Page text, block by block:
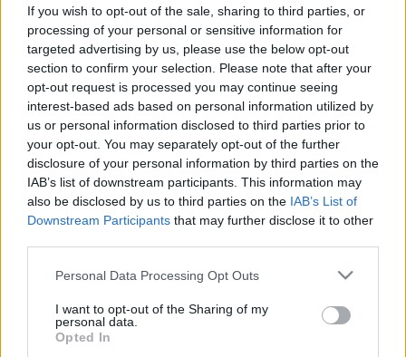
If you wish to opt-out of the sale, sharing to third parties, or
processing of your personal or sensitive information for
targeted advertising by us, please use the below opt-out
section to confirm your selection. Please note that after your
opt-out request is processed you may continue seeing
interest-based ads based on personal information utilized by
us or personal information disclosed to third parties prior to
your opt-out. You may separately opt-out of the further
disclosure of your personal information by third parties on the
IAB’s list of downstream participants. This information may
also be disclosed by us to third parties on the IAB’s List of
Downstream Participants that may further disclose it to other
Please note that this website/app uses one or more Google
not limited to your visit or usage behaviour. You may click to
grant or deny consent to Google and its third-party tags to
use your data for below specified purposes in below Google
Personal Data Processing Opt Outs
I want to opt-out of the Sharing of my
personal data.
Opted In